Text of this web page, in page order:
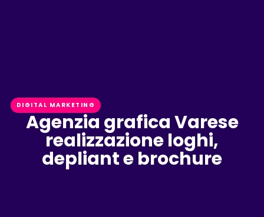
DIGITAL MARKETING
Agenzia grafica Varese
realizzazione loghi,
depliant e brochure